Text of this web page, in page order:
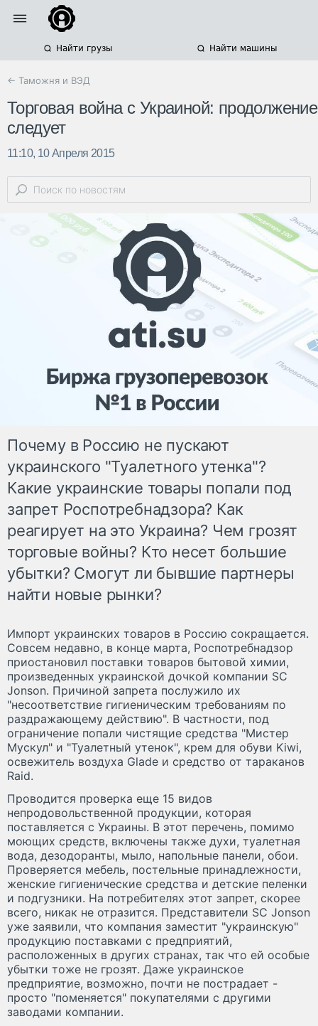
Найти грузы Найти машины
← Таможня и ВЭД
Торговая война с Украиной: продолжение
следует
11:10, 10 Апреля 2015
Почему в Россию не пускают
украинского "Туалетного утенка"?
Какие украинские товары попали под
запрет Роспотребнадзора? Как
реагирует на это Украина? Чем грозят
торговые войны? Кто несет большие
убытки? Смогут ли бывшие партнеры
найти новые рынки?
Импорт украинских товаров в Россию сокращается.
Совсем недавно, в конце марта, Роспотребнадзор
приостановил поставки товаров бытовой химии,
произведенных украинской дочкой компании SC
Jonson. Причиной запрета послужило их
"несоответствие гигиеническим требованиям по
раздражающему действию". В частности, под
ограничение попали чистящие средства "Мистер
Мускул" и "Туалетный утенок", крем для обуви Kiwi,
освежитель воздуха Glade и средство от тараканов
Raid.
Проводится проверка еще 15 видов
непродовольственной продукции, которая
поставляется с Украины. В этот перечень, помимо
моющих средств, включены также духи, туалетная
вода, дезодоранты, мыло, напольные панели, обои.
Проверяется мебель, постельные принадлежности,
женские гигиенические средства и детские пеленки
и подгузники. На потребителях этот запрет, скорее
всего, никак не отразится. Представители SC Jonson
уже заявили, что компания заместит "украинскую"
продукцию поставками с предприятий,
расположенных в других странах, так что ей особые
убытки тоже не грозят. Даже украинское
предприятие, возможно, почти не пострадает -
просто "поменяется" покупателями с другими
заводами компании.